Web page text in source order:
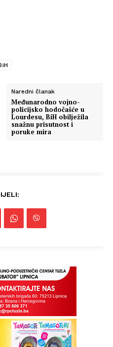
Naredni članak
Međunarodno vojno-
policijsko hodočašće u
Lourdesu, BiH obilježila
snažnu prisutnost i
poruke mira